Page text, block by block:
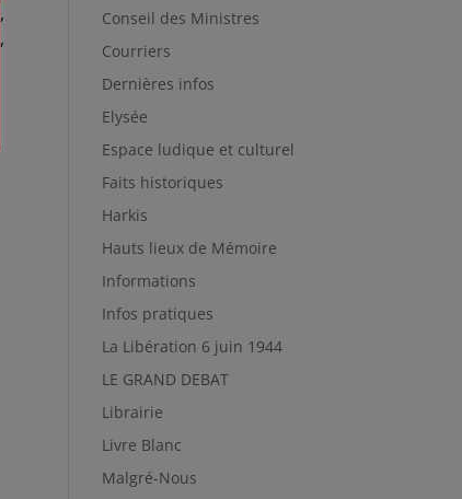
Conseil des Ministres
Courriers
Dernières infos
Elysée
Espace ludique et culturel
Faits historiques
Harkis
Hauts lieux de Mémoire
Informations
Infos pratiques
La Libération 6 juin 1944
LE GRAND DEBAT
Librairie
Livre Blanc
Malgré-Nous